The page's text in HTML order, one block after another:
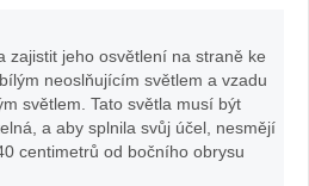
zajistit jeho osvětlení na straně ke
neoslňujícím světlem a vzadu
světlem. Tato světla musí být
a aby splnila svůj účel, nesmějí
centimetrů od bočního obrysu